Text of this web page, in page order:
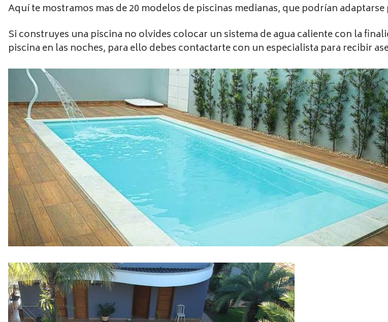
Aquí te mostramos mas de 20 modelos de piscinas medianas, que podrían
Si construyes una piscina no olvides colocar un sistema de agua caliente con la
piscina en las noches, para ello debes contactarte con un especialista para recibir